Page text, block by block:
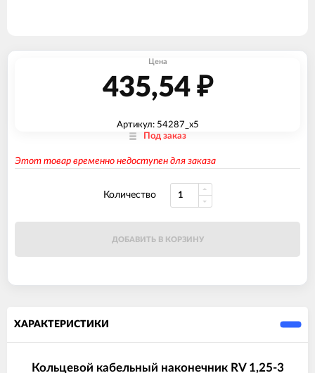
Цена
435,54 ₽
Артикул: 54287_x5
Под заказ
Этот товар временно недоступен для заказа
Количество
ДОБАВИТЬ В КОРЗИНУ
ХАРАКТЕРИСТИКИ
Кольцевой кабельный наконечник RV 1,25-3